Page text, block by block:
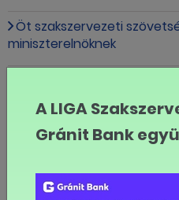
Öt szakszervezeti
miniszterelnöknek
8,5 órán át sztrájkoltak a
A Deutsche Telekom
sztrájkoltak a dolgozók
A LIGA
Gránit Bank